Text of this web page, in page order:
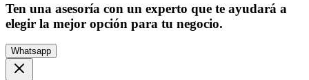
Ten una asesoría con un experto que te ayudará a
elegir la mejor opción para tu negocio.
Whatsapp